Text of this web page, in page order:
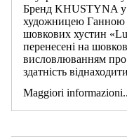
Бренд KHUSTYNA у
художницею Ганною
шовкових хустин
перенесені на
висловлюванням про
здатність
Maggiori